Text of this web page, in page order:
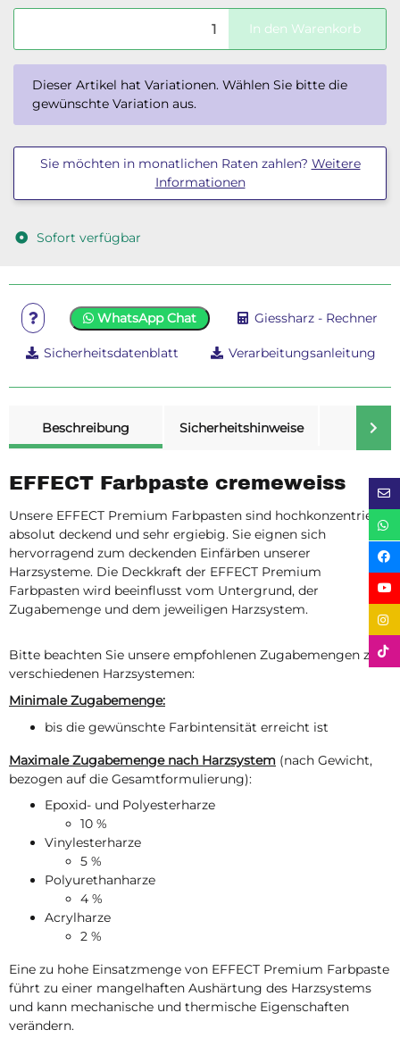
In den Warenkorb
x
Dieser Artikel hat Variationen. Wählen Sie bitte die
gewünschte Variation aus.
Sie möchten in monatlichen Raten zahlen? Weitere
Informationen
Sofort verfügbar
WhatsApp Chat Giessharz - Rechner
Sicherheitsdatenblatt Verarbeitungsanleitung
Beschreibung
Sicherheitshinweise
EFFECT Farbpaste cremeweiss
Unsere EFFECT Premium Farbpasten sind hochkonzentriert,
absolut deckend und sehr ergiebig. Sie eignen sich
hervorragend zum deckenden Einfärben unserer
Harzsysteme. Die Deckkraft der EFFECT Premium
Farbpasten wird beeinflusst vom Untergrund, der
Zugabemenge und dem jeweiligen Harzsystem.
Bitte beachten Sie unsere empfohlenen Zugabemengen zu
verschiedenen Harzsystemen:
Minimale Zugabemenge:
bis die gewünschte Farbintensität erreicht ist
Maximale Zugabemenge nach Harzsystem (nach Gewicht,
bezogen auf die Gesamtformulierung):
Epoxid- und Polyesterharze
10 %
Vinylesterharze
5 %
Polyurethanharze
4 %
Acrylharze
2 %
Eine zu hohe Einsatzmenge von EFFECT Premium Farbpaste
führt zu einer mangelhaften Aushärtung des Harzsystems
und kann mechanische und thermische Eigenschaften
verändern.